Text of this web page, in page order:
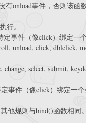
有onload事件，否则该
行。
定事件（像click）绑定一
unload, click, dblclick,
change, select, submit,
事件（像click）绑定一
他规则与bind()函数相同。